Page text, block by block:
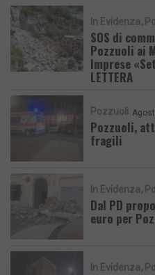
In Evidenza
SOS di
Pozzuoli ai
Imprese
LETTERA
Pozzuoli
Pozzuoli,
fragili
In Evidenza
Dal PD
euro per
In Evidenza